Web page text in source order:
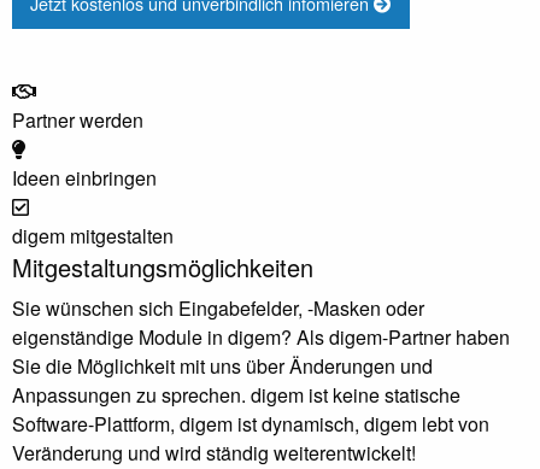
Partner werden
Ideen einbringen
digem mitgestalten
Mitgestaltungsmöglichkeiten
Sie wünschen sich Eingabefelder, -Masken oder
eigenständige Module in digem? Als digem-Partner haben
Sie die Möglichkeit mit uns über Änderungen und
Anpassungen zu sprechen. digem ist keine statische
Software-Plattform, digem ist dynamisch, digem lebt von
Veränderung und wird ständig weiterentwickelt!